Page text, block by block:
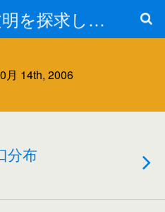
縄文と古代文明を探求しよう！
月 14th, 2006
分布